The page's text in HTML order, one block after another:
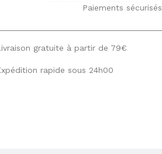
Paiements sécurisés
gratuite à partir de 79€
rapide sous 24h00